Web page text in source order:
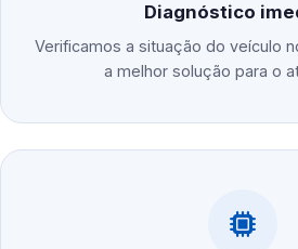
Diagnóstico
Verificamos a situação do veículo
a melhor solução para o